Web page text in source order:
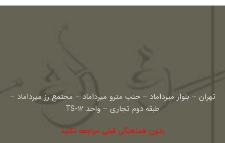
تهران – بلوار میرداماد – جنب مترو میرداماد – مجتمع رز میرداماد –
طبقه دوم تجاری – واحد TS-12
بدون هماهنگی قبلی مراجعه نکنید